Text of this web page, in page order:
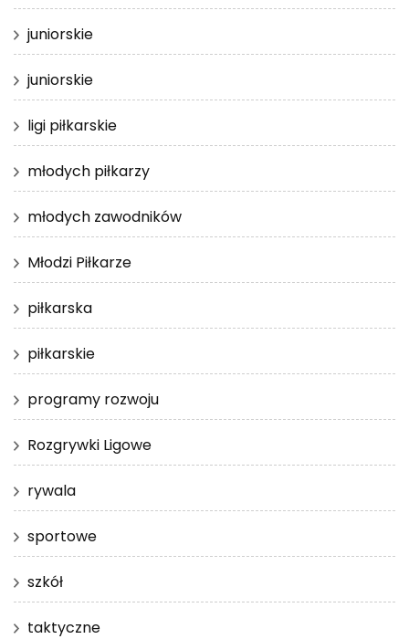
juniorskie
juniorskie
ligi piłkarskie
młodych piłkarzy
młodych zawodników
Młodzi Piłkarze
piłkarska
piłkarskie
programy rozwoju
Rozgrywki Ligowe
rywala
sportowe
szkół
taktyczne